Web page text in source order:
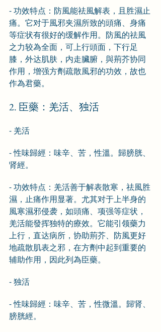
- 功效特点：防風能祛風解表，且胜濕止
痛。它对于風邪夹濕所致的頭痛、身痛
等症状有很好的缓解作用。防風的祛風
之力较為全面，可上行頭面，下行足
膝，外达肌肤，内走臟腑，與荊芥协同
作用，增强方劑疏散風邪的功效，故也
作為君藥。
2. 臣藥：羌活、独活
- 羌活
- 性味歸經：味辛、苦，性溫。歸膀胱、
肾經。
- 功效特点：羌活善于解表散寒，祛風胜
濕，止痛作用显著。尤其对于上半身的
風寒濕邪侵袭，如頭痛、项强等症状，
羌活能發挥独特的療效。它能引领藥力
上行，直达病所，协助荊芥、防風更好
地疏散肌表之邪，在方劑中起到重要的
辅助作用，因此列為臣藥。
- 独活
- 性味歸經：味辛、苦，性微溫。歸肾、
膀胱經。